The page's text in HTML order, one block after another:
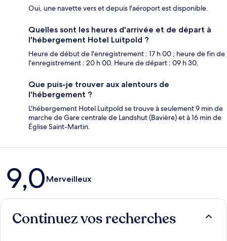
Oui, une navette vers et depuis l'aéroport est disponible.
Quelles sont les heures d'arrivée et de départ à
l'hébergement Hotel Luitpold ?
Heure de début de l'enregistrement : 17 h 00 ; heure de fin de
l'enregistrement : 20 h 00. Heure de départ : 09 h 30.
Que puis-je trouver aux alentours de
l'hébergement ?
L'hébergement Hotel Luitpold se trouve à seulement 9 min de
marche de Gare centrale de Landshut (Bavière) et à 16 min de
Église Saint-Martin.
Avis
9,0Merveilleux
Continuez vos recherches